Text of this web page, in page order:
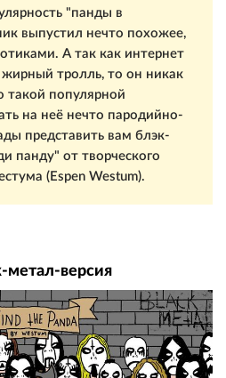
"панды в
выпустил нечто похожее,
А так как интернет
тролль, то он никак
такой популярной
на неё нечто пародийно-
представить вам блэк-
панду" от творческого
(Espen Westum).
метал-версия